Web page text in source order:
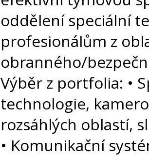
oddělení speciální
profesionálům z
obranného/
Výběr z portfolia: •
technologie,
rozsáhlých oblastí,
• Komunikační